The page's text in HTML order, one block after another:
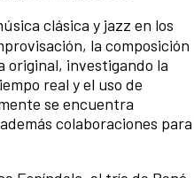
clásica y jazz en los
la composición
original, investigando la
real y el uso de
se encuentra
colaboraciones para